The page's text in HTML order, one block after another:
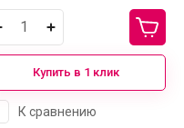
Купить в 1 клик
К сравнению